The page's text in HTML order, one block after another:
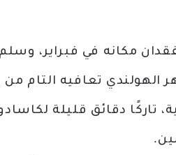
مكانه في فبراير، وسلم
الهولندي تعافيه التام
تاركًا دقائق قليلة